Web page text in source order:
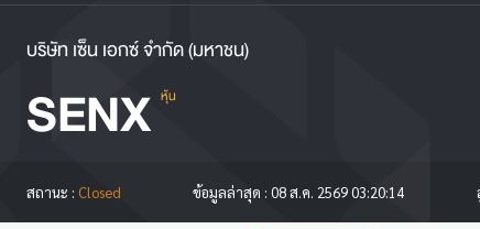
บริษัท เซ็น เอกซ์ จำกัด (มหาชน)
SENX หุ้น
สถานะ : Closed ข้อมูลล่าสุด :08 ส.ค. 2569 03:20:14